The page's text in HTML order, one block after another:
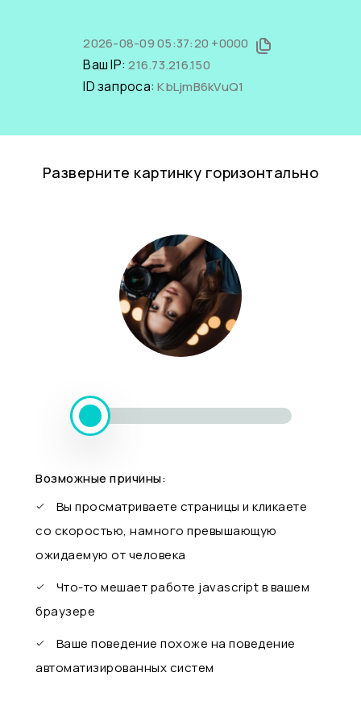
2026-08-09 05:37:20 +0000
Ваш IP:216.73.216.150
ID запроса:KbLjmB6kVuQ1
Разверните картинку горизонтально
Возможные причины:
Вы просматриваете страницы и кликаете
со скоростью, намного превышающую
ожидаемую от человека
Что-то мешает работе javascript в вашем
браузере
Ваше поведение похоже на поведение
автоматизированных систем